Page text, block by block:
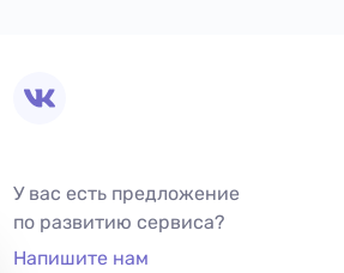
У вас есть предложение
по развитию сервиса?
Напишите нам